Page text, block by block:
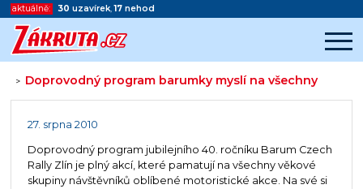
aktuálně: 30 uzavírek,17 nehod
> Doprovodný program barumky myslí na všechny
Začátek reklamy
27. srpna 2010
Doprovodný program jubilejního 40. ročníku Barum Czech
Rally Zlín je plný akcí, které pamatují na všechny věkové
skupiny návštěvníků oblíbené motoristické akce. Na své si